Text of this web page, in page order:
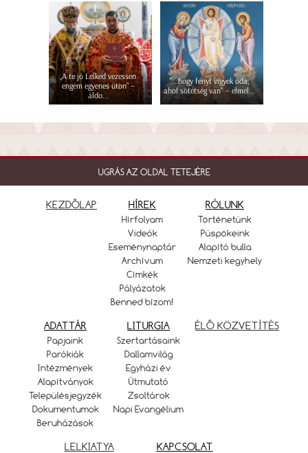
„A te jó Lelked vezessen
engem egyenes úton” –
áldo...
"...hogy fényt vigyek oda,
ahol sötétség van" – elmél...
UGRÁS AZ OLDAL TETEJÉRE
KEZDŐLAP HÍREK
Hírfolyam
Videók
Eseménynaptár
Archívum
Címkék
Pályázatok
Benned bízom!
RÓLUNK
Történetünk
Püspökeink
Alapító bulla
Nemzeti kegyhely
ADATTÁR
Papjaink
Parókiák
Intézmények
Alapítványok
Településjegyzék
Dokumentumok
Beruházások
LITURGIA
Szertartásaink
Dallamvilág
Egyházi év
Útmutató
Zsoltárok
Napi Evangélium
ÉLŐ KÖZVETÍTÉS
LELKIATYA KAPCSOLAT